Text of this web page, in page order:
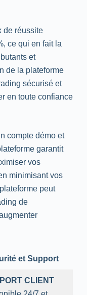
de réussite
ce qui en fait la
et
de la plateforme
sécurisé et
en toute confiance
compte démo et
garantit
vos
minimisant vos
peut
de
et Support
CLIENT